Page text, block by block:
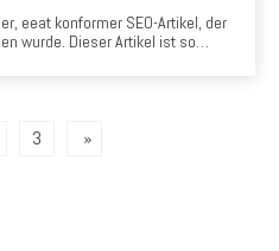
eeat konformer SEO-Artikel, der
wurde. Dieser Artikel ist so
3 »